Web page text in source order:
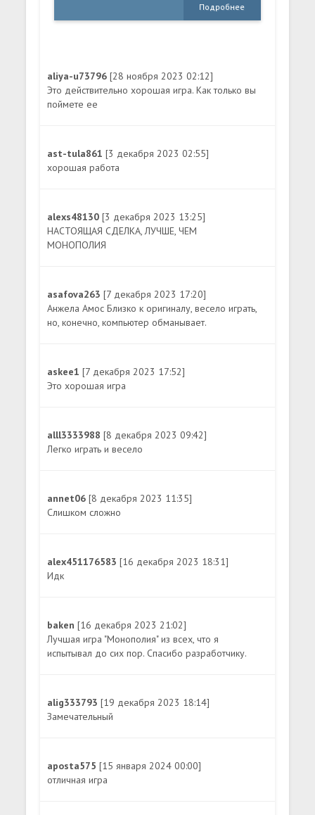
Подробнее
aliya-u73796[28 ноября 2023 02:12]
Это действительно хорошая игра. Как только вы
поймете ее
ast-tula861[3 декабря 2023 02:55]
хорошая работа
alexs48130[3 декабря 2023 13:25]
НАСТОЯЩАЯ СДЕЛКА, ЛУЧШЕ, ЧЕМ
МОНОПОЛИЯ
asafova263[7 декабря 2023 17:20]
Анжела Амос Близко к оригиналу, весело играть,
но, конечно, компьютер обманывает.
askee1[7 декабря 2023 17:52]
Это хорошая игра
alll3333988[8 декабря 2023 09:42]
Легко играть и весело
annet06[8 декабря 2023 11:35]
Слишком сложно
alex451176583[16 декабря 2023 18:31]
Идк
baken[16 декабря 2023 21:02]
Лучшая игра "Монополия" из всех, что я
испытывал до сих пор. Спасибо разработчику.
alig333793[19 декабря 2023 18:14]
Замечательный
aposta575[15 января 2024 00:00]
отличная игра